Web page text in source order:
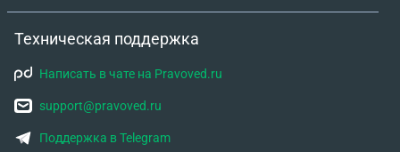
Техническая поддержка
Написать в чате на Pravoved.ru
support@pravoved.ru
Поддержка в Telegram